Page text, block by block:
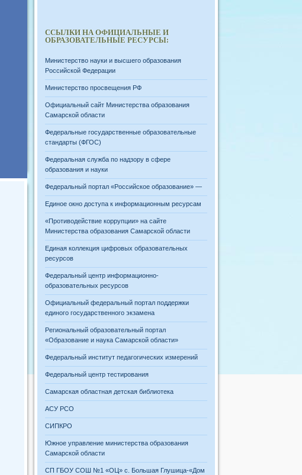
ССЫЛКИ НА ОФИЦИАЛЬНЫЕ И
ОБРАЗОВАТЕЛЬНЫЕ РЕСУРСЫ:
Министерство науки и высшего образования
Российской Федерации
Министерство просвещения РФ
Официальный сайт Министерства образования
Самарской области
Федеральные государственные образовательные
стандарты (ФГОС)
Федеральная служба по надзору в сфере
образования и науки
Федеральный портал «Российское образование» —
Единое окно доступа к информационным ресурсам
«Противодействие коррупции» на сайте
Министерства образования Самарской области
Единая коллекция цифровых образовательных
ресурсов
Федеральный центр информационно-
образовательных ресурсов
Официальный федеральный портал поддержки
единого государственного экзамена
Региональный образовательный портал
«Образование и наука Самарской области»
Федеральный институт педагогических измерений
Федеральный центр тестирования
Самарская областная детская библиотека
АСУ РСО
СИПКРО
Южное управление министерства образования
Самарской области
СП ГБОУ СОШ №1 «ОЦ» с. Большая Глушица-«Дом